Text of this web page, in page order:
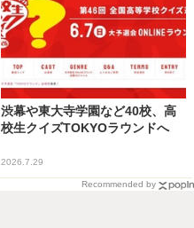
渋幕や東大寺学園など40校、高
校生クイズTOKYOラウンドへ
2026.7.29
Recommended by